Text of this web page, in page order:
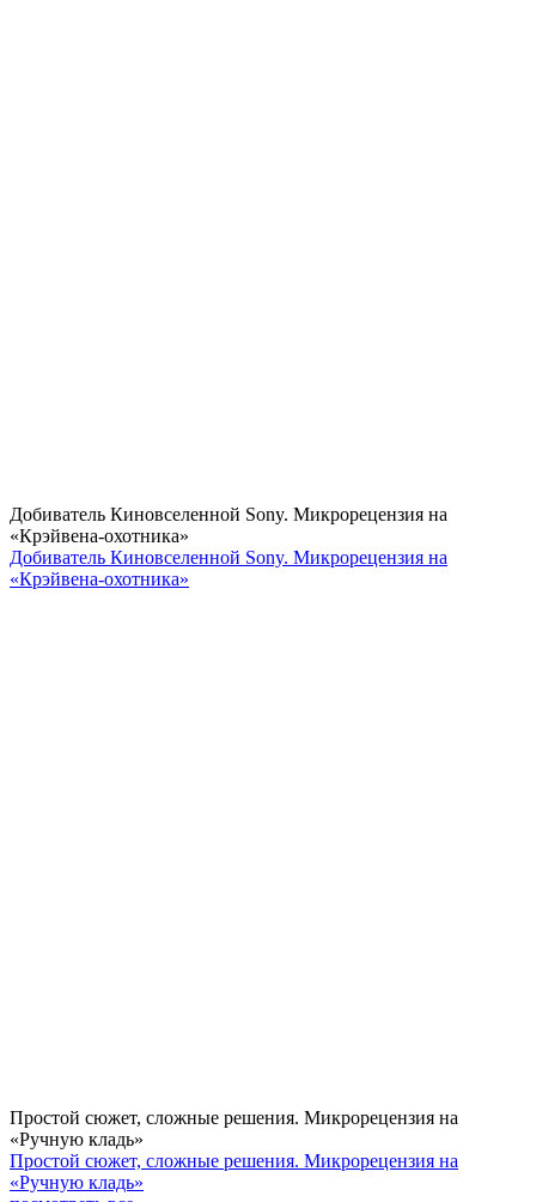
Добиватель Киновселенной Sony. Микрорецензия на
«Крэйвена-охотника»
Добиватель Киновселенной Sony. Микрорецензия на
«Крэйвена-охотника»
Простой сюжет, сложные решения. Микрорецензия на
«Ручную кладь»
Простой сюжет, сложные решения. Микрорецензия на
«Ручную кладь»